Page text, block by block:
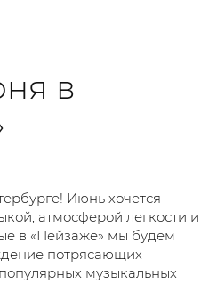
в
Июнь хочется
атмосферой легкости и
в «Пейзаже» мы будем
потрясающих
музыкальных